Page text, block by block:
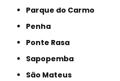
Parque do Carmo
Penha
Ponte Rasa
Sapopemba
São Mateus